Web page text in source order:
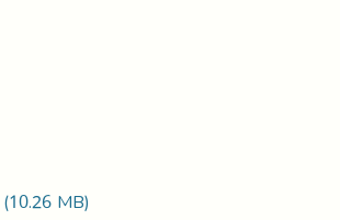
(10.26 MB)